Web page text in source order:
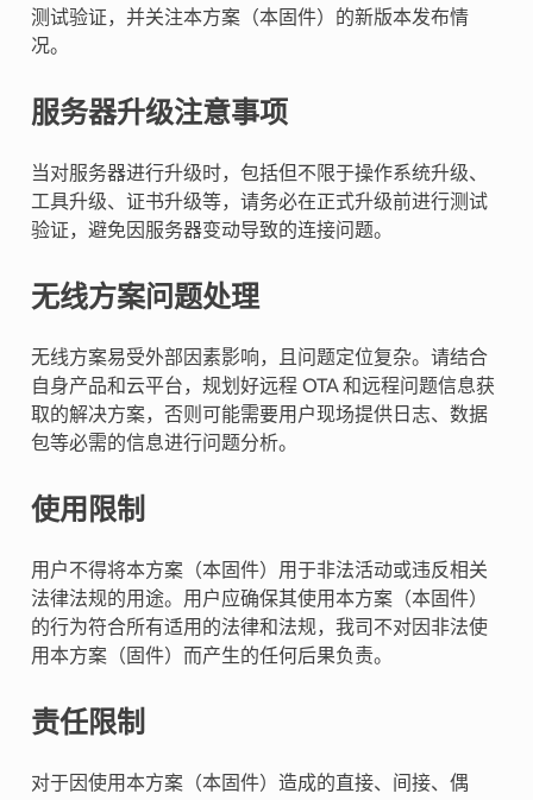
测试验证，并关注本方案（本固件）的新版本发布情
况。
服务器升级注意事项
当对服务器进行升级时，包括但不限于操作系统升级、
工具升级、证书升级等，请务必在正式升级前进行测试
验证，避免因服务器变动导致的连接问题。
无线方案问题处理
无线方案易受外部因素影响，且问题定位复杂。请结合
自身产品和云平台，规划好远程 OTA 和远程问题信息获
取的解决方案，否则可能需要用户现场提供日志、数据
包等必需的信息进行问题分析。
使用限制
用户不得将本方案（本固件）用于非法活动或违反相关
法律法规的用途。用户应确保其使用本方案（本固件）
的行为符合所有适用的法律和法规，我司不对因非法使
用本方案（固件）而产生的任何后果负责。
责任限制
对于因使用本方案（本固件）造成的直接、间接、偶